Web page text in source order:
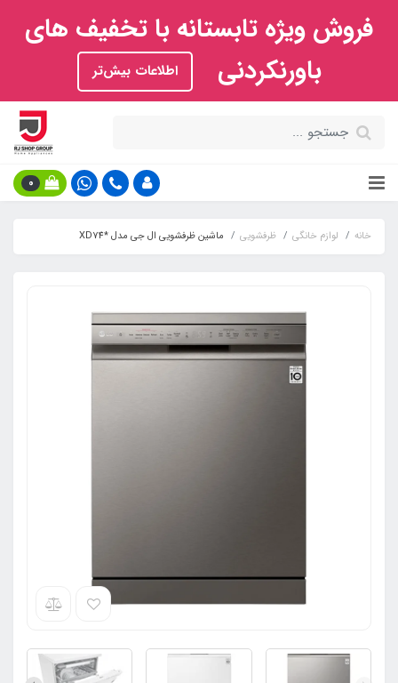
فروش ویژه تابستانه با تخفیف های
باورنکردنی
اطلاعات بیش‌تر
0
خانه لوازم خانگی ظرفشویی ماشین ظرفشویی ال جی مدل *XD74